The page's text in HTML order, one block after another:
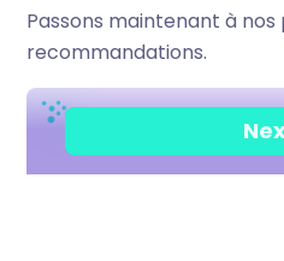
Passons maintenant à nos
recommandations.